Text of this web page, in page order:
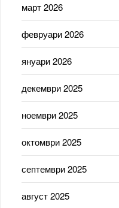
март 2026
февруари 2026
януари 2026
декември 2025
ноември 2025
октомври 2025
септември 2025
август 2025